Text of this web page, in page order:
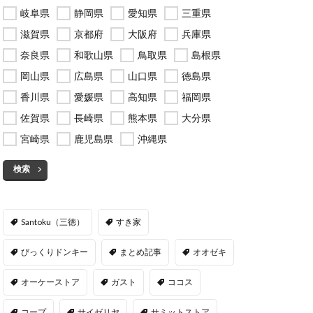
岐阜県
静岡県 愛知県
三重県
滋賀県
京都府 大阪府
兵庫県
奈良県
和歌山県 鳥取県
島根県
岡山県
広島県 山口県
徳島県
香川県
愛媛県 高知県
福岡県
佐賀県
長崎県 熊本県
大分県
宮崎県
鹿児島県 沖縄県
検索
Santoku（三徳） すき家
びっくりドンキー まとめ記事 オオゼキ
オーケーストア ガスト ココス